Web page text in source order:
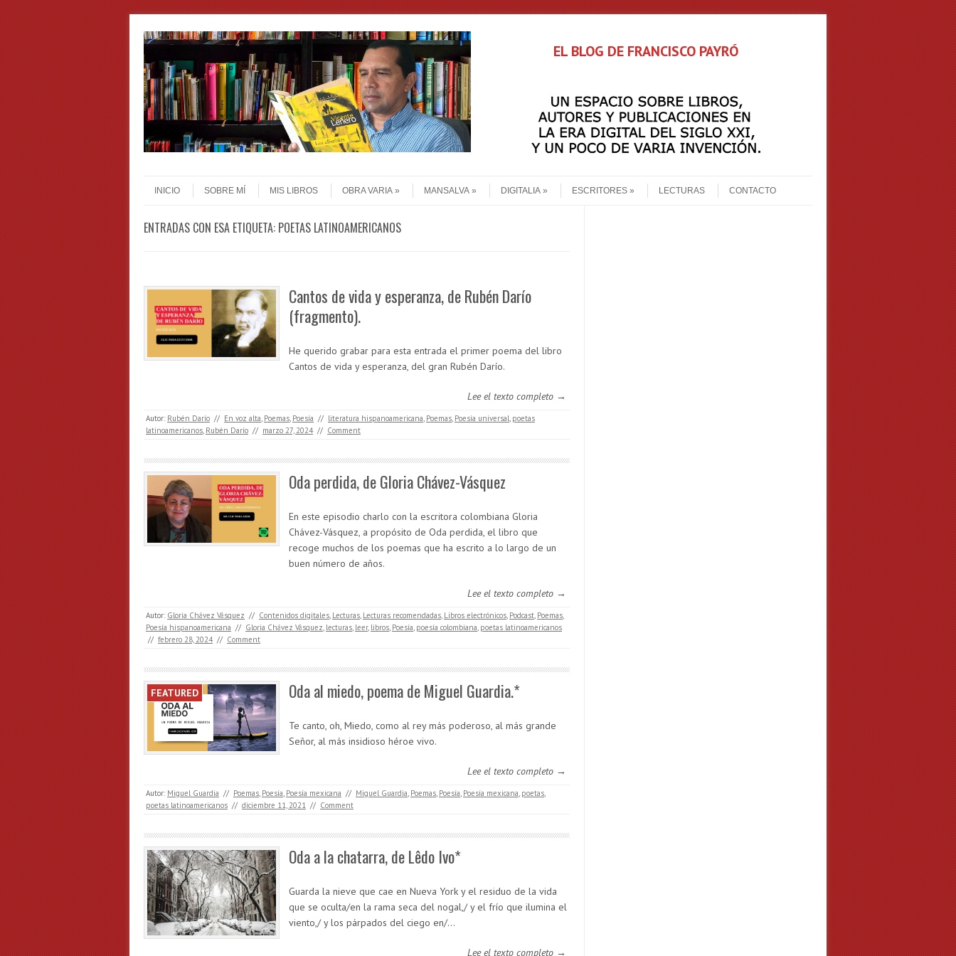
EL BLOG DE FRANCISCO PAYRÓ
Menu
INICIO
SOBRE MÍ MIS LIBROS OBRA VARIA MANSALVA DIGITALIA ESCRITORES LECTURAS CONTACTO
ENTRADAS CON ESA ETIQUETA: POETAS LATINOAMERICANOS
Cantos de vida y esperanza, de Rubén Darío
(fragmento).
He querido grabar para esta entrada el primer poema del libro
Cantos de vida y esperanza, del gran Rubén Darío.
Lee el texto completo →
Autor: Rubén Darío // En voz alta Poemas Poesía // literatura hispanoamericana Poemas Poesía universal poetas
latinoamericanos Rubén Darío // marzo 27, 2024 // Comment
Oda perdida, de Gloria Chávez-Vásquez
En este episodio charlo con la escritora colombiana Gloria
Chávez-Vásquez, a propósito de Oda perdida, el libro que
recoge muchos de los poemas que ha escrito a lo largo de un
buen número de años.
Lee el texto completo →
Autor: Gloria Chávez Vásquez // Contenidos digitales Lecturas Lecturas recomendadas Libros electrónicos Podcast Poemas
Poesía hispanoamericana // Gloria Chávez Vásquez lecturas leer, libros Poesía poesía colombiana poetas latinoamericanos
// febrero 28, 2024 // Comment
FEATURED Oda al miedo, poema de Miguel Guardia.*
Te canto, oh, Miedo, como al rey más poderoso, al más grande
Señor, al más insidioso héroe vivo.
Lee el texto completo →
Autor: Miguel Guardia // Poemas Poesía Poesía mexicana // Miguel Guardia Poemas Poesía Poesía mexicana poetas
poetas latinoamericanos // diciembre 11, 2021 // Comment
Oda a la chatarra, de Lêdo Ivo*
Guarda la nieve que cae en Nueva York y el residuo de la vida
que se oculta/en la rama seca del nogal,/ y el frío que ilumina el
viento,/ y los párpados del ciego en/…
Lee el texto completo →